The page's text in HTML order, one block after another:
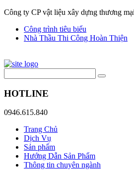
Công ty CP vật liệu xây dựng thương
Công trình tiêu biểu
Nhà Thầu Thi Công Hoàn Thiện
HOTLINE
0946.615.840
Trang Chủ
Dịch Vụ
Sản phẩm
Hướng Dẫn Sản Phẩm
Thông tin chuyên ngành